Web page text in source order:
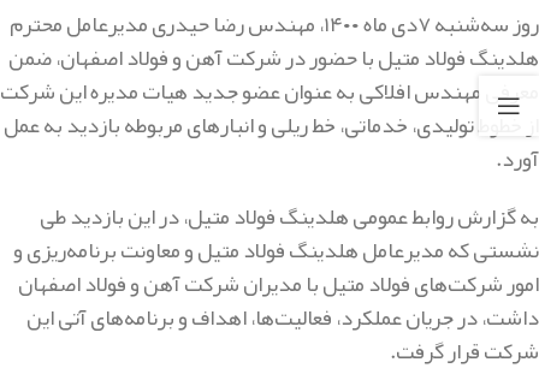
روز سه‌شنبه ۷دی ماه ۱۴۰۰، مهندس رضا حیدری مدیرعامل محترم
هلدینگ فولاد متیل با حضور در شرکت آهن و فولاد اصفهان، ضمن
معرفی مهندس افلاکی به عنوان عضو جدید هیات مدیره این شرکت
از خطوط تولیدی، خدماتی، خط ریلی و انبارهای مربوطه بازدید به عمل
آورد.
به گزارش روابط عمومی هلدینگ فولاد متیل، در این بازدید طی
نشستی که مدیرعامل هلدینگ فولاد متیل و معاونت برنامه‌ریزی و
امور شرکت‌های فولاد متیل با مدیران شرکت آهن و فولاد اصفهان
داشت، در جریان عملکرد، فعالیت‌ها، اهداف و برنامه‌های آتی این
شرکت قرار گرفت.